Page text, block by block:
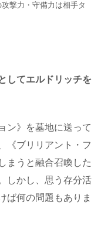
撃力・守備力は相手タ
してエルドリッチを
ン》を墓地に送って
《ブリリアント・フ
まうと融合召喚した
しかし、思う存分活
ば何の問題もありま